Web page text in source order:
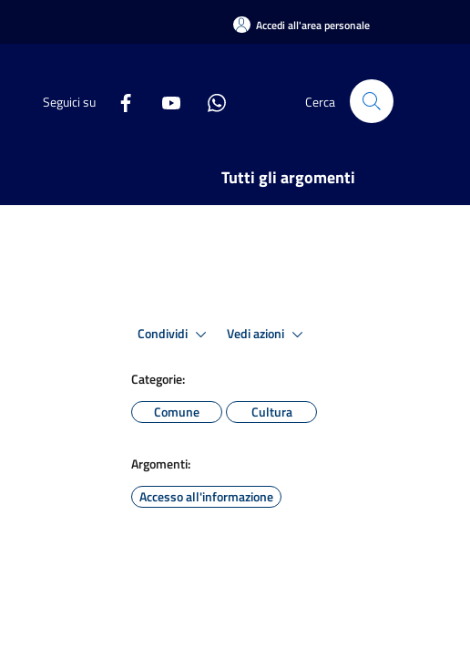
Accedi all'area personale
Seguici su Cerca
Tutti gli argomenti
Condividi Vedi azioni
Categorie:
Comune
Cultura
Argomenti:
Accesso all'informazione